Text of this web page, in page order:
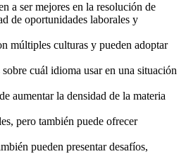
a ser mejores en la resolución de
de oportunidades laborales y
múltiples culturas y pueden adoptar
cuál idioma usar en una situación
aumentar la densidad de la materia
pero también puede ofrecer
pueden presentar desafíos,